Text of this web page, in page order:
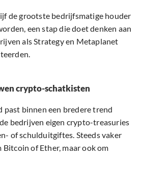
de grootste bedrijfsmatige houder
een stap die doet denken aan
als Strategy en Metaplanet
crypto-schatkisten
past binnen een bredere trend
bedrijven eigen crypto-treasuries
of schulduitgiftes. Steeds vaker
of Ether, maar ook om